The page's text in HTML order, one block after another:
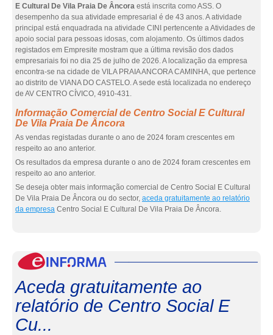
E Cultural De Vila Praia De Âncora está inscrita como ASS. O
desempenho da sua atividade empresarial é de 43 anos. A atividade
principal está enquadrada na atividade CINI pertencente a Atividades de
apoio social para pessoas idosas, com alojamento. Os últimos dados
registados em Empresite mostram que a última revisão dos dados
empresariais foi no dia 25 de julho de 2026. A localização da empresa
encontra-se na cidade de VILA PRAIA ANCORA CAMINHA, que pertence
ao distrito de VIANA DO CASTELO. A sede está localizada no endereço
de AV CENTRO CÍVICO, 4910-431.
Informação Comercial de Centro Social E Cultural
De Vila Praia De Âncora
As vendas registadas durante o ano de 2024 foram crescentes em
respeito ao ano anterior.
Os resultados da empresa durante o ano de 2024 foram crescentes em
respeito ao ano anterior.
Se deseja obter mais informação comercial de Centro Social E Cultural
De Vila Praia De Âncora ou do sector, aceda gratuitamente ao relatório
da empresa Centro Social E Cultural De Vila Praia De Âncora.
Aceda gratuitamente ao
relatório de Centro Social E
Cu...